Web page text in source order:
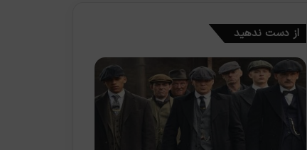
از دست ندهید